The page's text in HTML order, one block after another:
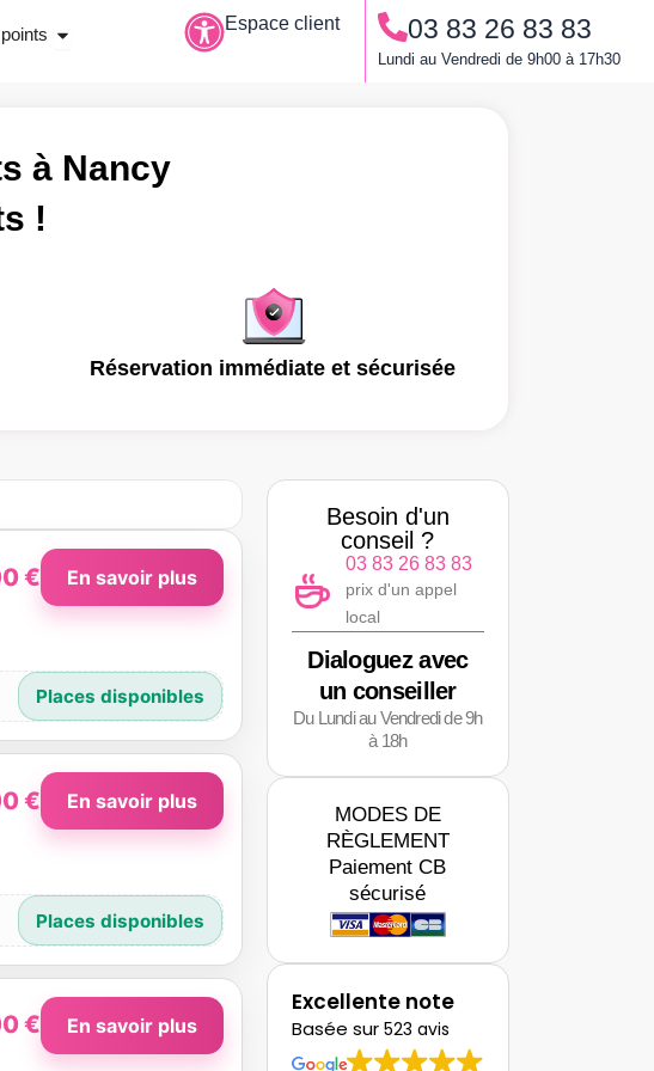
législationsOuvrir Le permis à pointsEspace client 03 83 26 83 83
Lundi au Vendredi de 9h00 à 17h30
à Nancy
!
Réservation immédiate et sécurisée
€ En savoir plus
€ En savoir plus
€ En savoir plus
Besoin d'un
conseil ?
03 83 26 83 83
prix d'un appel
local
Dialoguez avec
un conseiller
Du Lundi au Vendredi de 9h
à 18h
MODES DE
RÈGLEMENT
Paiement CB
sécurisé
Excellente note
Basée sur 523 avis